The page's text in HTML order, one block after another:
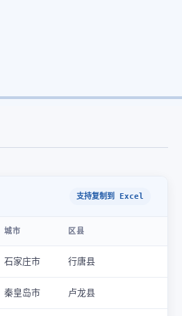
支持复制到 Excel
城市 区县
石家庄市 行唐县
秦皇岛市 卢龙县